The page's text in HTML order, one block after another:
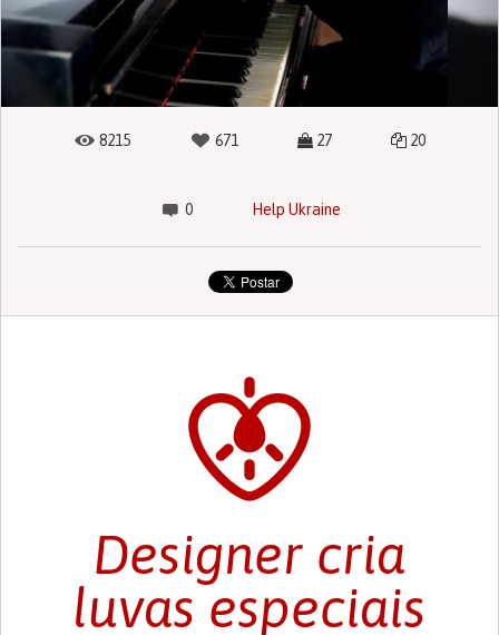
8215 671 27 20
0 Help Ukraine
Designer cria
luvas especiais